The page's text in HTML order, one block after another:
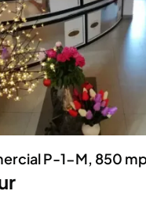
companie
si Vehicule
si industriale
accesorii
P-1-M, 850